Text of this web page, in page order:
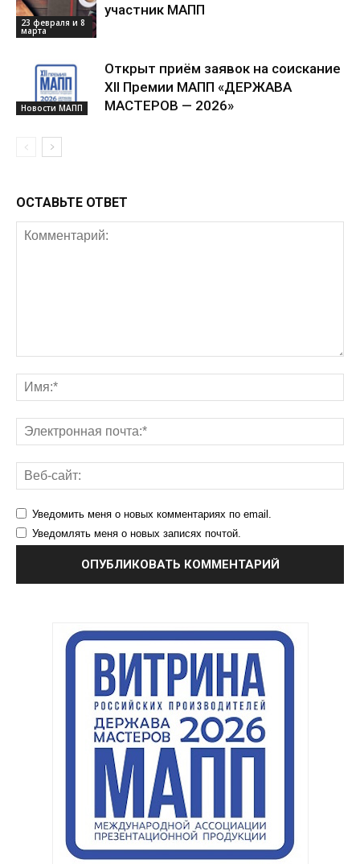
23 февраля и 8
марта
участник МАПП
Новости МАПП
Открыт приём заявок на соискание
XII Премии МАПП «ДЕРЖАВА
МАСТЕРОВ — 2026»
ОСТАВЬТЕ ОТВЕТ
Уведомить меня о новых комментариях по email.
Уведомлять меня о новых записях почтой.